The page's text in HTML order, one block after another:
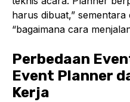
harus dibuat,”
“bagaimana cara
Perbedaan
Event Planner
Kerja